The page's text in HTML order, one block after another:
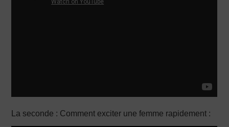
La seconde : Comment exciter une femme rapidement :